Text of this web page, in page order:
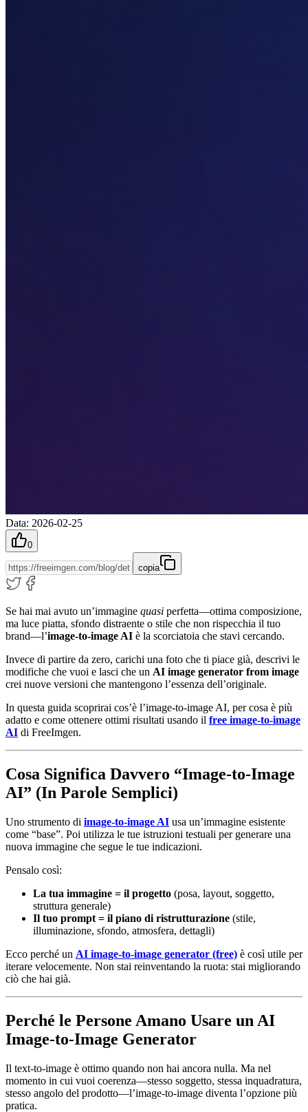
Data: 2026-02-25
0
copia
Se hai mai avuto un’immagine quasi perfetta—ottima composizione,
ma luce piatta, sfondo distraente o stile che non rispecchia il tuo
brand—l’image-to-image AI è la scorciatoia che stavi cercando.
Invece di partire da zero, carichi una foto che ti piace già, descrivi le
modifiche che vuoi e lasci che un AI image generator from image
crei nuove versioni che mantengono l’essenza dell’originale.
In questa guida scoprirai cos’è l’image-to-image AI, per cosa è più
adatto e come ottenere ottimi risultati usando il free image-to-image
AI di FreeImgen.
Cosa Significa Davvero “Image-to-Image
AI” (In Parole Semplici)
Uno strumento di image-to-image AI usa un’immagine esistente
come “base”. Poi utilizza le tue istruzioni testuali per generare una
nuova immagine che segue le tue indicazioni.
Pensalo così:
La tua immagine = il progetto (posa, layout, soggetto,
struttura generale)
Il tuo prompt = il piano di ristrutturazione (stile,
illuminazione, sfondo, atmosfera, dettagli)
Ecco perché un AI image-to-image generator (free) è così utile per
iterare velocemente. Non stai reinventando la ruota: stai migliorando
ciò che hai già.
Perché le Persone Amano Usare un AI
Image-to-Image Generator
Il text-to-image è ottimo quando non hai ancora nulla. Ma nel
momento in cui vuoi coerenza—stesso soggetto, stessa inquadratura,
stesso angolo del prodotto—l’image-to-image diventa l’opzione più
pratica.